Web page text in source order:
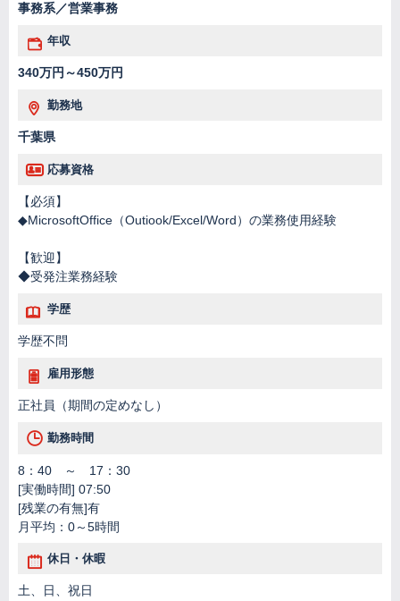
事務系／営業事務
年収
340万円～450万円
勤務地
千葉県
応募資格
【必須】
◆MicrosoftOffice（Outiook/Excel/Word）の業務使用経験
【歓迎】
◆受発注業務経験
学歴
学歴不問
雇用形態
正社員（期間の定めなし）
勤務時間
8：40 ～ 17：30
[実働時間] 07:50
[残業の有無]有
月平均：0～5時間
休日・休暇
土、日、祝日